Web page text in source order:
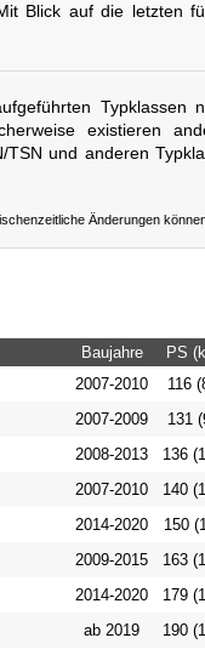
Blick auf die letzten
Typklassen
existieren
TSN und anderen
Änderungen
Baujahre
PS
2007-2010
116
2007-2009
131
2008-2013
136
2007-2010
140
2014-2020
150
2009-2015
163
2014-2020
179
ab 2019
190